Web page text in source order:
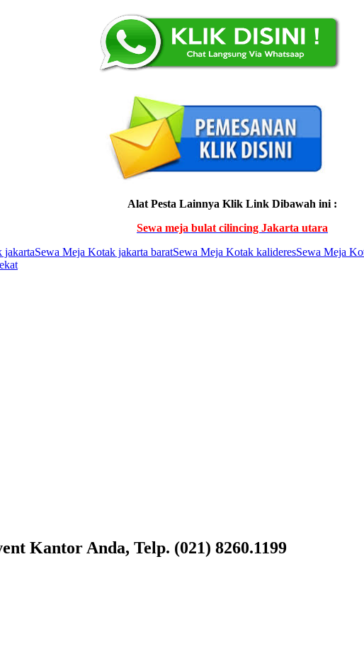
Alat Pesta Lainnya Klik Link Dibawah ini :
Sewa meja bulat cilincing Jakarta utara
jakartaSewa Meja Kotak jakarta baratSewa Meja Kotak kalideresSewa Meja
Kantor Anda, Telp. (021) 8260.1199